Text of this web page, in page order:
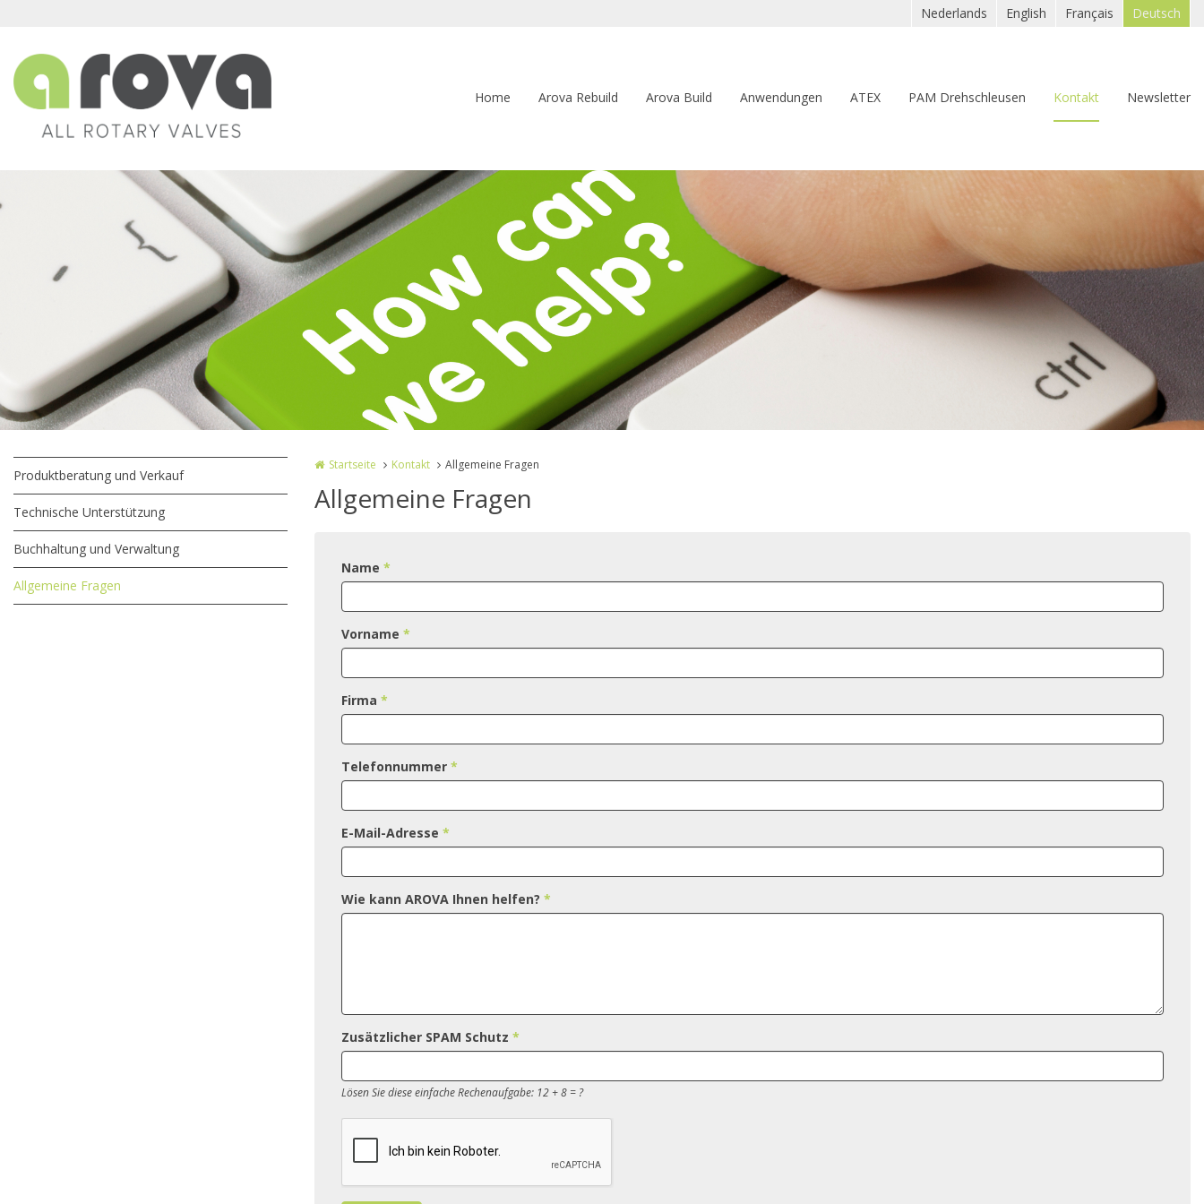
Nederlands English Français Deutsch
Home Arova Rebuild Arova Build Anwendungen ATEX PAM Drehschleusen Kontakt Newsletter
Produktberatung und Verkauf
Technische Unterstützung
Buchhaltung und Verwaltung
Allgemeine Fragen
Startseite Kontakt Allgemeine Fragen
Allgemeine Fragen
Name *
Vorname *
Firma *
Telefonnummer *
E-Mail-Adresse *
Wie kann AROVA Ihnen helfen? *
Zusätzlicher SPAM Schutz *
Lösen Sie diese einfache Rechenaufgabe: 12 + 8 = ?